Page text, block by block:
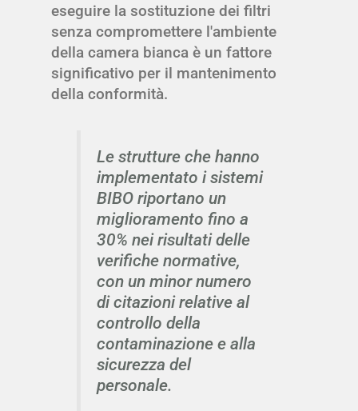
eseguire la sostituzione dei filtri
senza compromettere l'ambiente
della camera bianca è un fattore
significativo per il mantenimento
della conformità.
Le strutture che hanno
implementato i sistemi
BIBO riportano un
miglioramento fino a
30% nei risultati delle
verifiche normative,
con un minor numero
di citazioni relative al
controllo della
contaminazione e alla
sicurezza del
personale.